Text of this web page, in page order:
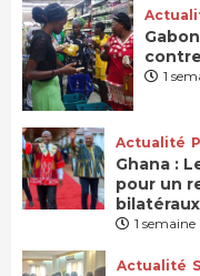
1
Actualité
Ghana :
pour un
bilatéraux
1 semaine
Actualité